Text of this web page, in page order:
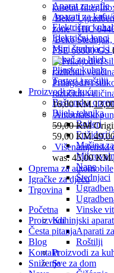
Aparat za vafle
Aparati za kafu/
Električna
Električni lonci
Mini štednjaci i
Pekač za hljeb
Plinska kuhala
Tosteri i roštilji
Proizvodi za kuću
Baštenska
Bijela tehnika
Bojleri
Frižideri/
Mašina
Nape
Štednjaci
Vinske
Kuhinjski
Aparati
Roštilji
Proizvodi za
Sve za dom
kasetni
Beko
zone - HIC
Beko
FSE 66000 GS
Prilagodivi
različitih
16,00 KM.
Automatski
59,00KM
59,00 KM.
Višenamjenski
was: 45,00 KM.
Oprema za automobile
Igračke za djecu
Trgovina
Početna
Proizvodi
Česta pitanja
Blog
Kontakt
Sniženje